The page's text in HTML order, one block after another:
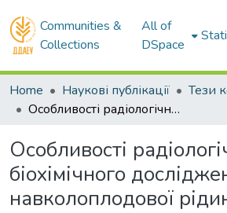
Communities &
Collections
All of
DSpace
Home Наукові публікації
Тези
Особливості радіологічного і біохімічного дослідження навколоплодової рідини у корів
Особливості
біохімічного
навколоплодової